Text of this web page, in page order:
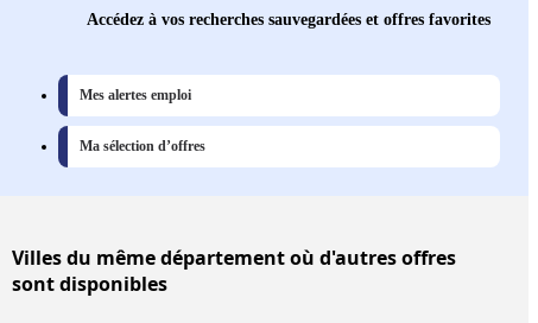
Accédez à vos recherches sauvegardées et offres favorites
Mes alertes emploi
Ma sélection d’offres
Villesdu même département où d'autres offres
sont disponibles